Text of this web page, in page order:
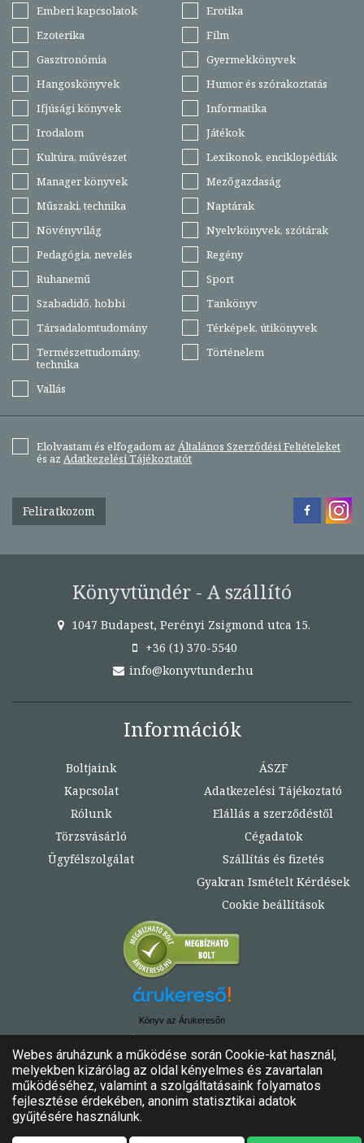
Emberi kapcsolatok
Erotika
Ezoterika
Film
Gasztronómia
Gyermekkönyvek
Hangoskönyvek
Humor és szórakoztatás
Ifjúsági könyvek
Informatika
Irodalom
Játékok
Kultúra, művészet
Lexikonok, enciklopédiák
Manager könyvek
Mezőgazdaság
Műszaki, technika
Naptárak
Növényvilág
Nyelvkönyvek, szótárak
Pedagógia, nevelés
Regény
Ruhanemű
Sport
Szabadidő, hobbi
Tankönyv
Társadalomtudomány
Térképek, útikönyvek
Természettudomány,
technika
Történelem
Vallás
Elolvastam és elfogadom az Általános Szerződési Feltételeket
és az Adatkezelési Tájékoztatót
Feliratkozom
Könyvtündér - A szállító
1047 Budapest, Perényi Zsigmond utca 15.
+36 (1) 370-5540
info@konyvtunder.hu
Információk
Boltjaink
Kapcsolat
Rólunk
Törzsvásárló
Ügyfélszolgálat
ÁSZF
Adatkezelési Tájékoztató
Elállás a szerződéstől
Cégadatok
Szállítás és fizetés
Gyakran Ismételt Kérdések
Cookie beállítások
Könyv az Árukeresőn